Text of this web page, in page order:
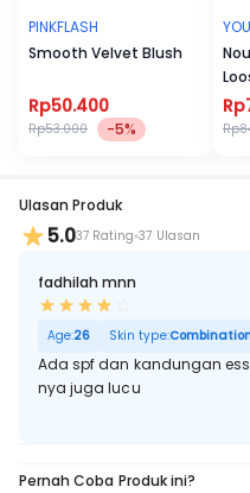
PINKFLASH
Smooth Velvet Blush
Rp50.400
Rp53.000 -5%
Ulasan Produk
5.037 Rating 37 Ulasan
fadhilah mnn
Age:26 Skin type:
Ada spf dan kandungan
nya juga lucu
Pernah Coba Produk ini?